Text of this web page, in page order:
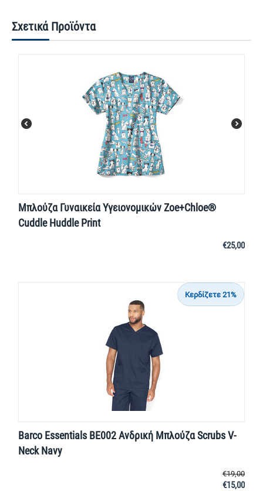
Σχετικά Προϊόντα
Μπλούζα Γυναικεία Yγειονομικών Zoe+Chloe®
Cuddle Huddle Print
€25,00
Κερδίζετε 21%
Barco Essentials BE002 Ανδρική Μπλούζα Scrubs V-
Neck Navy
€19,00
€15,00